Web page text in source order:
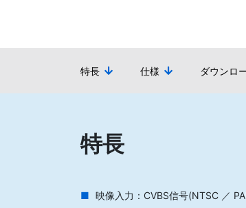
特長 仕様 ダウンロ
特長
映像入力：CVBS信号(NTSC ／